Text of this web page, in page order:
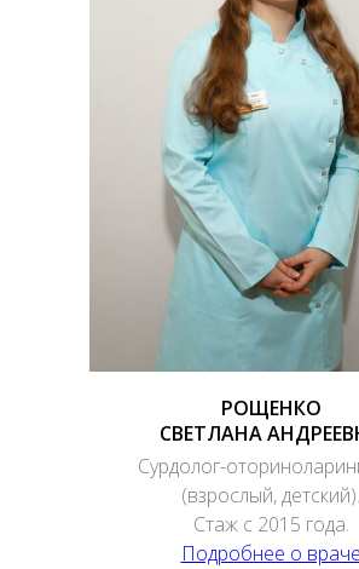
РОЩЕНКО
СВЕТЛАНА
Сурдолог-
(взрослый, детский).
Стаж с 2015 года.
Подробнее о враче